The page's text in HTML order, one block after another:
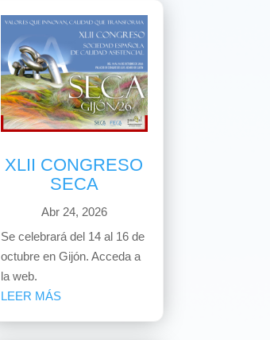
XLII CONGRESO
SECA
Abr 24, 2026
Se celebrará del 14 al 16 de
octubre en Gijón. Acceda a
la web.
LEER MÁS